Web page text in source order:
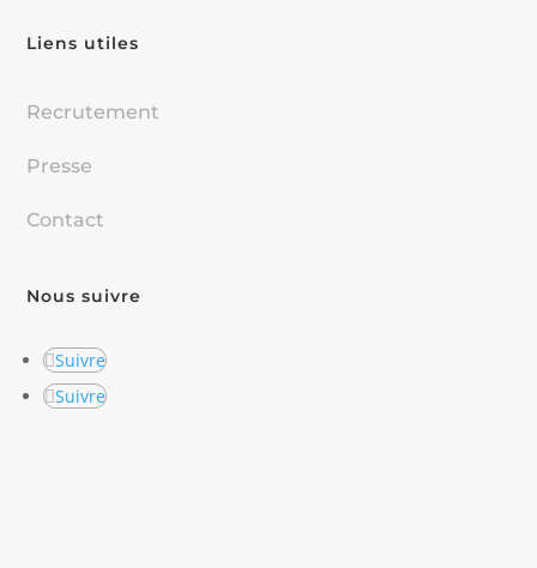
Liens utiles
Recrutement
Presse
Contact
Nous suivre
Suivre
Suivre